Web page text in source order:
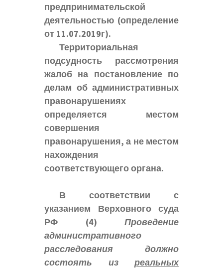
предпринимательской
деятельностью (определение
от 11.07.2019г).
Территориальная
подсудность рассмотрения
жалоб на постановление по
делам об административных
правонарушениях
определяется местом
совершения
правонарушения, а не местом
нахождения
соответствующего органа.
В соответствии с
указанием Верховного суда
РФ (4) Проведение
административного
расследования должно
состоять из реальных